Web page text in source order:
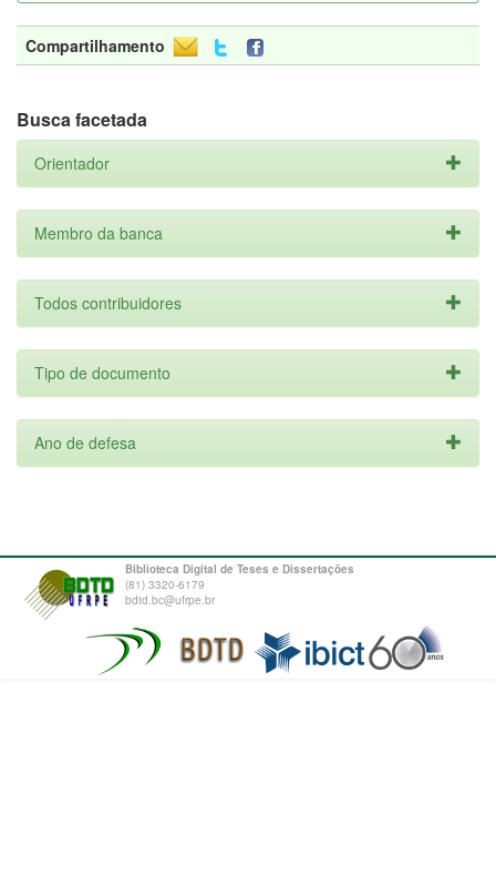
Compartilhamento
Busca facetada
Orientador
Membro da banca
Todos contribuidores
Tipo de documento
Ano de defesa
Biblioteca Digital de Teses e Dissertações
(81) 3320-6179
bdtd.bc@ufrpe.br